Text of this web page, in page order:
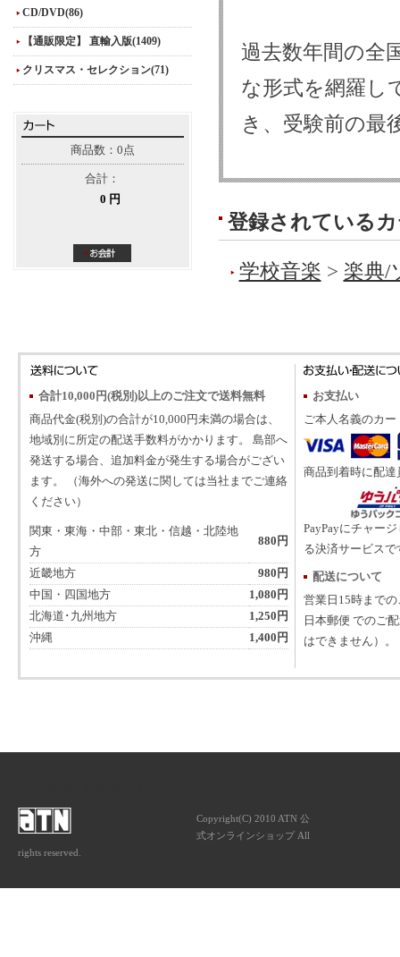
CD/DVD(86)
【通販限定】 直輸入版(1409)
クリスマス・セレクション(71)
商品数：0点
合計：
0 円
過去数年間の全
な形式を網羅し
き、受験前の最
登録されている
学校音楽 > 楽典/
合計10,000円(税別)以上のご注文で送料無料
商品代金(税別)の合計が10,000円未満の場合は、
地域別に所定の配送手数料がかかります。 島部へ
発送する場合、追加料金が発生する場合がござい
ます。 （海外への発送に関しては当社までご連絡
ください）
関東・東海・中部・東北・信越・北陸地
方
880円
近畿地方
980円
中国・四国地方
1,080円
北海道･九州地方
1,250円
沖縄
1,400円
お支払い
ご本人名義のカ
商品到着時に配
PayPayにチャー
る決済サービスで
配送について
営業日15時まで
日本郵便 でのご
はできません）。
Copyright(C) 2010 ATN 公
式オンラインショップ All
rights reserved.